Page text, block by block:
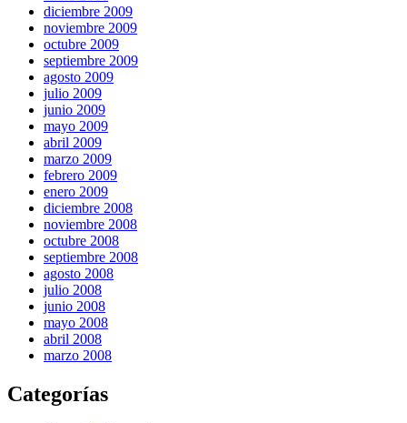
diciembre 2009
noviembre 2009
octubre 2009
septiembre 2009
agosto 2009
julio 2009
junio 2009
mayo 2009
abril 2009
marzo 2009
febrero 2009
enero 2009
diciembre 2008
noviembre 2008
octubre 2008
septiembre 2008
agosto 2008
julio 2008
junio 2008
mayo 2008
abril 2008
marzo 2008
Categorías